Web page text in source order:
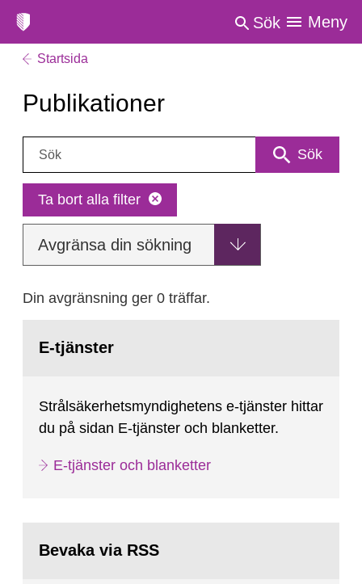
Sök Meny
Startsida
Publikationer
Sök: Sök
Ta bort alla filter
Avgränsa din sökning
Din avgränsning ger 0 träffar.
E-tjänster
Strålsäkerhetsmyndighetens e-tjänster hittar
du på sidan E-tjänster och blanketter.
E-tjänster och blanketter
Bevaka via RSS